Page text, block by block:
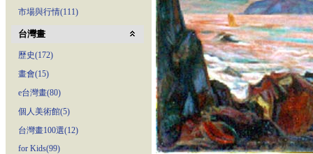
市場與行情(111)
台灣畫
歷史(172)
畫會(15)
e台灣畫(80)
個人美術館(5)
台灣畫100選(12)
for Kids(99)